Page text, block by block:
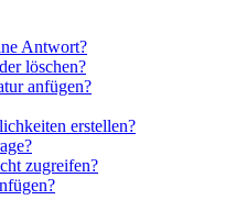
Antwort?
löschen?
anfügen?
erstellen?
zugreifen?